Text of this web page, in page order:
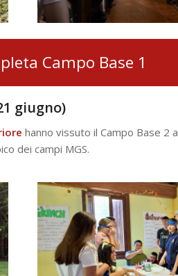
Campo Base 1
giugno)
hanno vissuto il Campo Base 2 a
dei campi MGS.